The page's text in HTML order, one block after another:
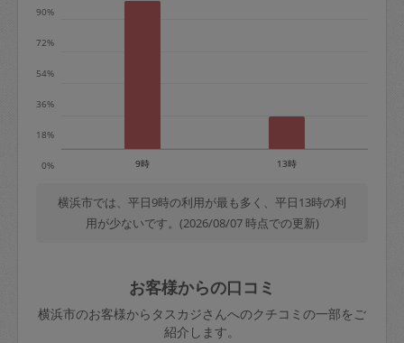
0%
18%
36%
54%
72%
90%
9時 13時
横浜市では、平日9時の利用が最も多く、平日13時の利
用が少ないです。(2026/08/07 時点での更新)
お客様からの口コミ
横浜市のお客様からタスカジさんへのクチコミの一部をご
紹介します。